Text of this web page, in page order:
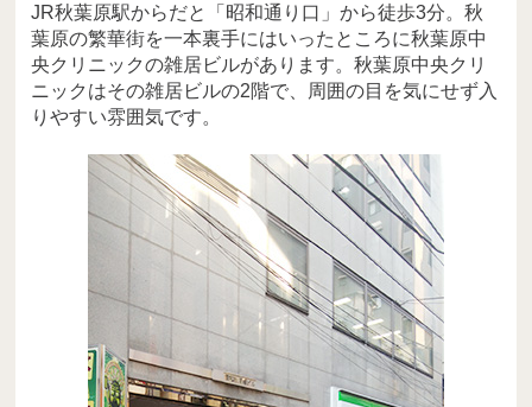
JR秋葉原駅からだと「昭和通り口」から徒歩3分。秋
葉原の繁華街を一本裏手にはいったところに秋葉原中
央クリニックの雑居ビルがあります。秋葉原中央クリ
ニックはその雑居ビルの2階で、周囲の目を気にせず入
りやすい雰囲気です。